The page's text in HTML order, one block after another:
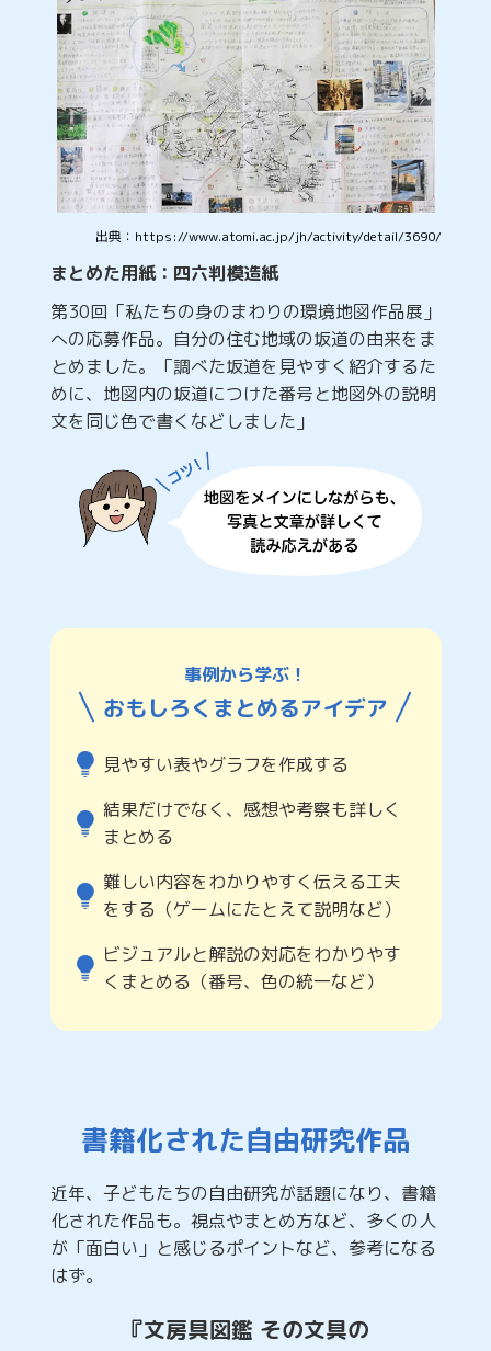
出典：https://www.atomi.ac.jp/jh/activity/detail/3690/
まとめた用紙：四六判模造紙
第30回「私たちの身のまわりの環境地図作品展」
への応募作品。自分の住む地域の坂道の由来をま
とめました。「調べた坂道を見やすく紹介するた
めに、地図内の坂道につけた番号と地図外の説明
文を同じ色で書くなどしました」
事例から学ぶ！
おもしろくまとめるアイデア
見やすい表やグラフを作成する
結果だけでなく、感想や考察も詳しく
まとめる
難しい内容をわかりやすく伝える工夫
をする（ゲームにたとえて説明など）
ビジュアルと解説の対応をわかりやす
くまとめる（番号、色の統一など）
書籍化された自由研究作品
近年、子どもたちの自由研究が話題になり、書籍
化された作品も。視点やまとめ方など、多くの人
が「面白い」と感じるポイントなど、参考になる
はず。
『文房具図鑑 その文具の